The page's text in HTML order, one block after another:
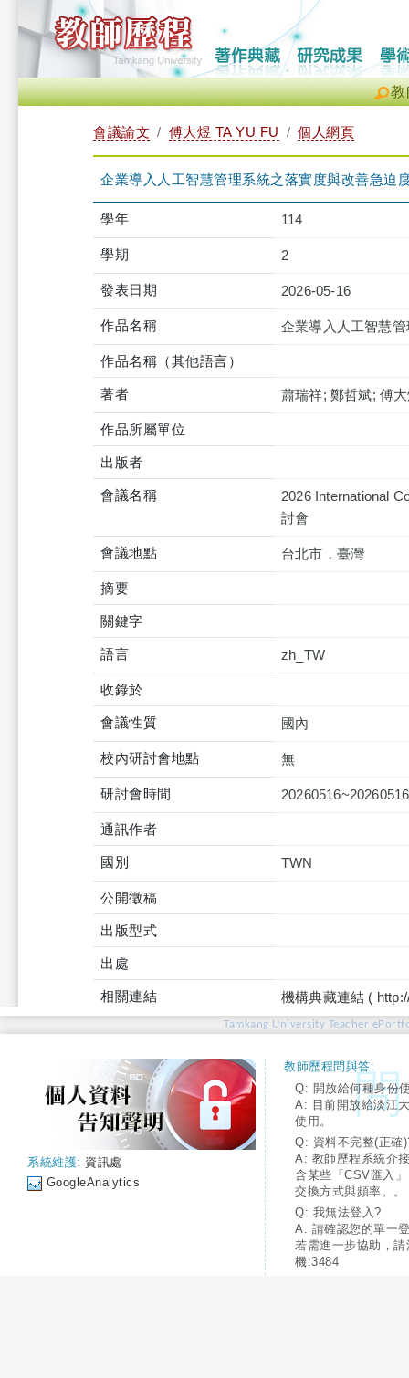
教
會議論文 傅大煜 TA YU FU 個人網頁
企業導入人工智慧管理系統之落實度與改善急迫
學年 114
學期 2
發表日期 2026-05-16
作品名稱 企業導入人工智慧
作品名稱（其他語言）
著者 蕭瑞祥; 鄭哲斌; 傅
作品所屬單位
出版者
會議名稱
2026 International
討會
會議地點 台北市，臺灣
摘要
關鍵字
語言 zh_TW
收錄於
會議性質 國內
校內研討會地點 無
研討會時間 20260516~20260516
通訊作者
國別 TWN
公開徵稿
出版型式
出處
相關連結 機構典藏連結 (
Tamkang University Teacher
系統維護: 資訊處
GoogleAnalytics
教師歷程問與答:
Q: 開放給何種身份
A: 目前開放給淡江
使用。
Q: 資料不完整(正確
A: 教師歷程系統介
含某些「CSV匯入
交換方式與頻率。。
Q: 我無法登入?
A: 請確認您的單一
若需進一步協助，
機:3484